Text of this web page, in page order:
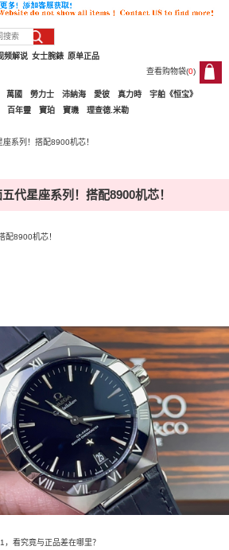
原单正品
女士腕錶
频解说
查看购物袋(0)
0
萬國 勞力士 沛納海 愛彼 真力時
宇舶《恒宝》
百年靈 寶珀 寶璣 理查德.米勒
系列！搭配8900机芯！
代星座系列！搭配8900机芯！
配8900机芯！
看究竟与正品差在哪里？